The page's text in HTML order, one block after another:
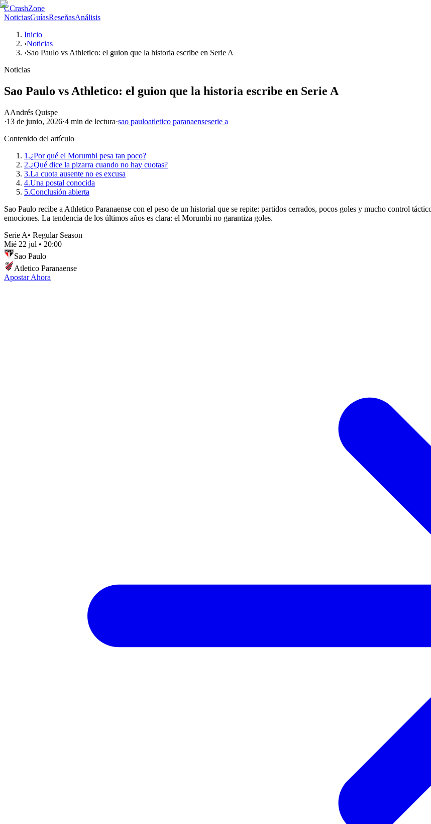
CCrashZone
NoticiasGuíasReseñasAnálisis
Inicio
›Noticias
›Sao Paulo vs Athletico: el guion que la historia escribe en Serie A
Noticias
Sao Paulo vs Athletico: el guion que la historia escribe en Serie A
AAndrés Quispe
·13 de junio, 2026·4 min de lectura·sao pauloatletico paranaenseserie a
Contenido del artículo
1.¿Por qué el Morumbi pesa tan poco?
2.¿Qué dice la pizarra cuando no hay cuotas?
3.La cuota ausente no es excusa
4.Una postal conocida
5.Conclusión abierta
Sao Paulo recibe a Athletico Paranaense con el peso de un historial que se repite: partidos cerrados, pocos goles y mucho control
emociones. La tendencia de los últimos años es clara: el Morumbi no garantiza goles.
Serie A• Regular Season
Mié 22 jul • 20:00
Sao Paulo
Atletico Paranaense
Apostar Ahora